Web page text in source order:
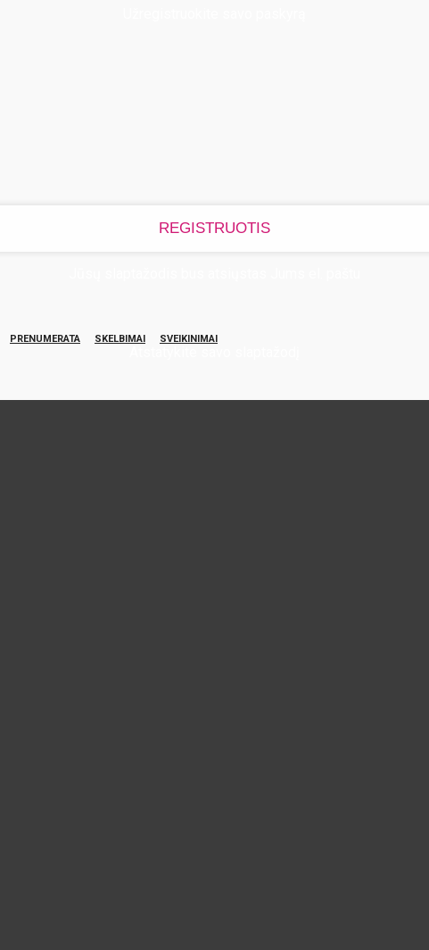
PRENUMERATA SKELBIMAI SVEIKINIMAI